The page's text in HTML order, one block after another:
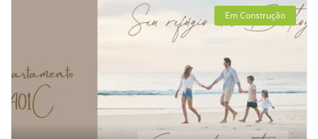
Em Construção